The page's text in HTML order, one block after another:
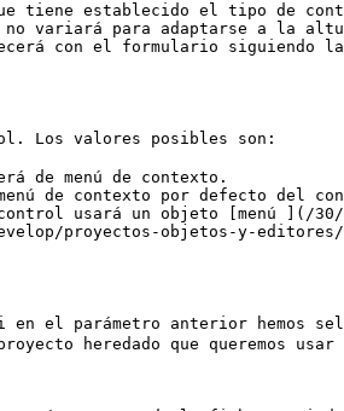
tiene establecido el tipo de
para adaptarse a la
con el formulario siguiendo
Los valores posibles son:
de menú de contexto.
de contexto por defecto del
usará un objeto [menú ](/30/
proyectos-objetos-y-
en el parámetro anterior hemos
heredado que queremos usar